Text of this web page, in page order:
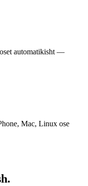
automatikisht —
Mac, Linux ose